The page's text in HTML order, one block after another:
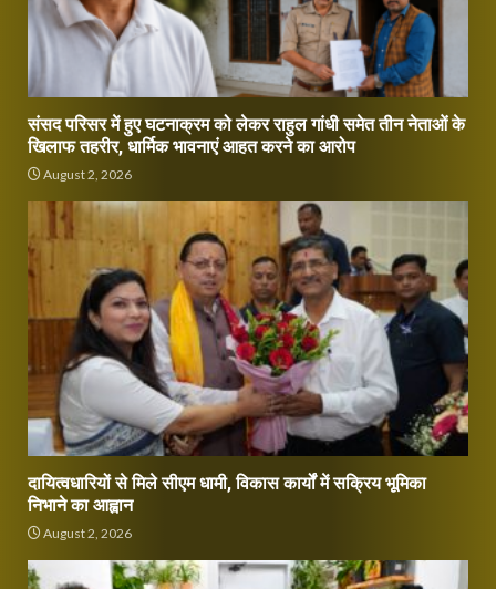
संसद परिसर में हुए घटनाक्रम को लेकर राहुल गांधी समेत तीन नेताओं के
खिलाफ तहरीर, धार्मिक भावनाएं आहत करने का आरोप
August 2, 2026
दायित्वधारियों से मिले सीएम धामी, विकास कार्यों में सक्रिय भूमिका
निभाने का आह्वान
August 2, 2026